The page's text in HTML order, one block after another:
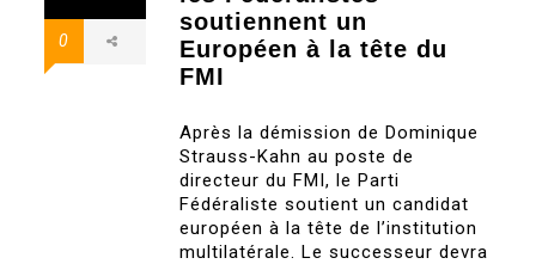
0
soutiennent un
Européen à la tête du
FMI
Après la démission de Dominique
Strauss-Kahn au poste de
directeur du FMI, le Parti
Fédéraliste soutient un candidat
européen à la tête de l’institution
multilatérale. Le successeur devra